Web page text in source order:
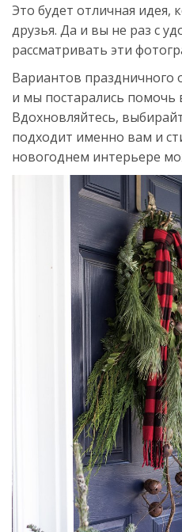
Это будет отличная
друзья. Да и вы не раз с
рассматривать эти
Вариантов
и мы постарались помочь
Вдохновляйтесь,
подходит именно вам и
новогоднем интерьере